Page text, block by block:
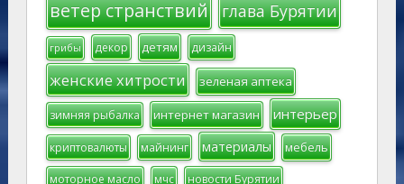
ветер странствий глава Бурятии
грибы декор детям дизайн
женские хитрости зеленая аптека
зимняя рыбалка интернет магазин интерьер
криптовалюты майнинг материалы мебель
моторное масло мчс новости Бурятии